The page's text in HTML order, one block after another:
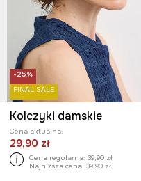
-25%
FINAL SALE
Kolczyki damskie
Cena aktualna:
29,90 zł
Cena regularna: 39,90 zł
Najniższa cena: 39,90 zł